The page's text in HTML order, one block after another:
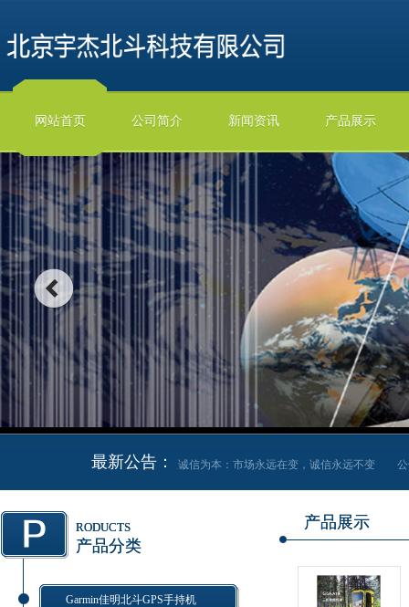
网站首页 公司简介 新闻资讯 产品展示
最新公告：
公告信息诚信为本：市场永远在变，诚信永远不变 公
RODUCTS
产品分类
Garmin佳明北斗GPS手持机
产品展示